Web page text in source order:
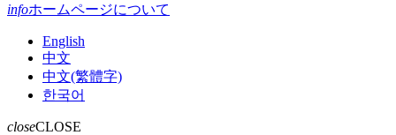
infoホームページについて
English
中文
中文(繁體字)
한국어
closeCLOSE